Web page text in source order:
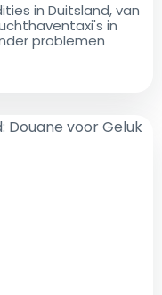
in Duitsland, van
in
problemen